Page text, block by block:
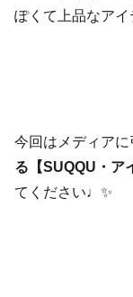
ぽくて上品なアイ
今回はメディア
る【SUQQU・ア
てください♩✨